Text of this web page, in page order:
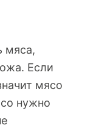
мяса,
Если
мясо
нужно